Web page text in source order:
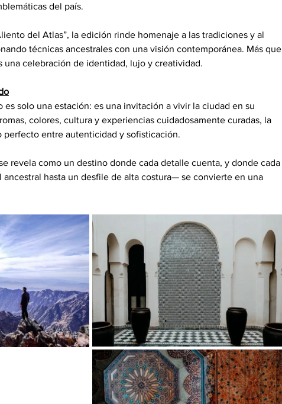
del país.
del Atlas”, la edición rinde homenaje a las tradiciones y al
técnicas ancestrales con una visión contemporánea. Más que
una celebración de identidad, lujo y creatividad.
es solo una estación: es una invitación a vivir la ciudad en su
colores, cultura y experiencias cuidadosamente curadas, la
entre autenticidad y sofisticación.
revela como un destino donde cada detalle cuenta, y donde cada
hasta un desfile de alta costura— se convierte en una